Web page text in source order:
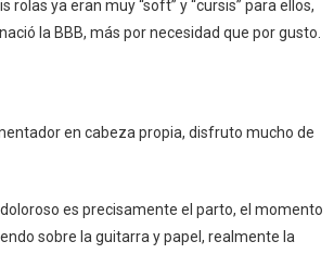
ya eran muy “soft” y “cursis” para ellos,
la BBB, más por necesidad que por gusto.
en cabeza propia, disfruto mucho de
es precisamente el parto, el momento
sobre la guitarra y papel, realmente la